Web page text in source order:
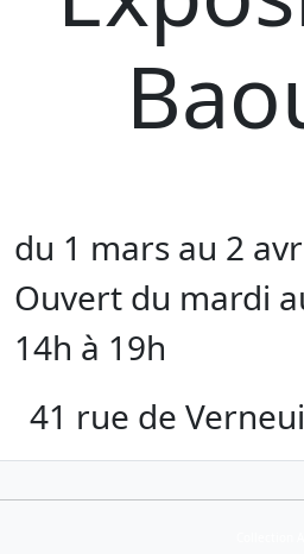
du 1 mars au 2
Ouvert du mardi
14h à 19h
41 rue de